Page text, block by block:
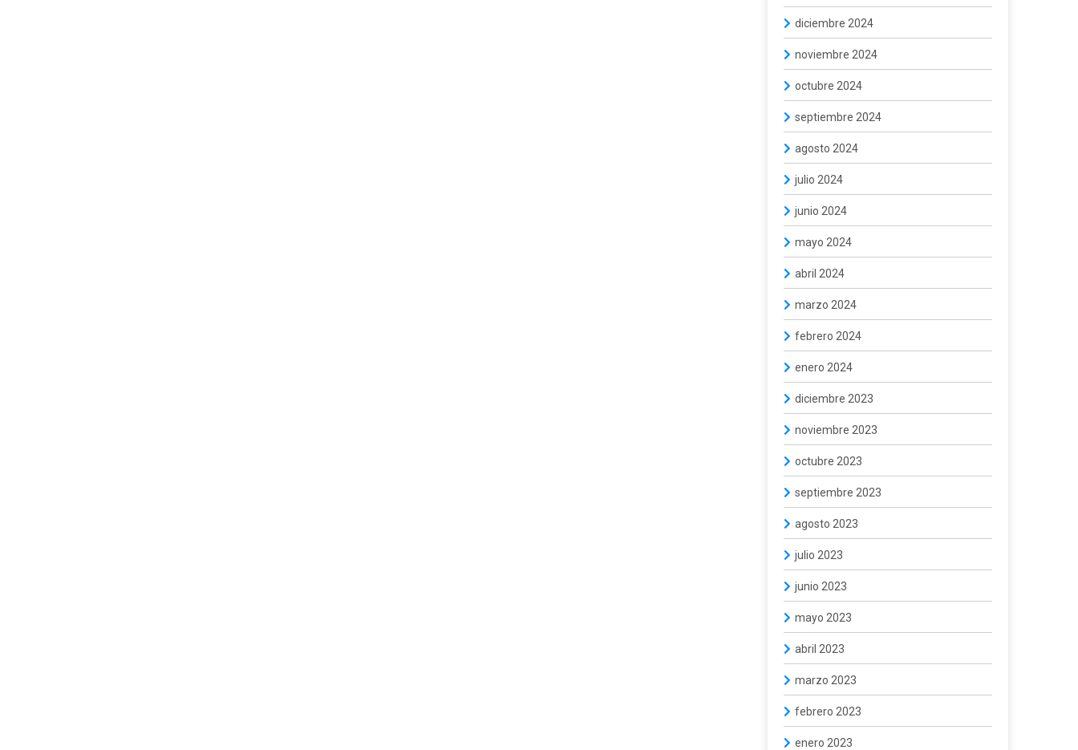
diciembre 2024
noviembre 2024
octubre 2024
septiembre 2024
agosto 2024
julio 2024
junio 2024
mayo 2024
abril 2024
marzo 2024
febrero 2024
enero 2024
diciembre 2023
noviembre 2023
octubre 2023
septiembre 2023
agosto 2023
julio 2023
junio 2023
mayo 2023
abril 2023
marzo 2023
febrero 2023
enero 2023